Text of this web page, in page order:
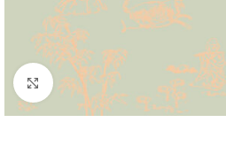
Kliknij, aby powiększyć